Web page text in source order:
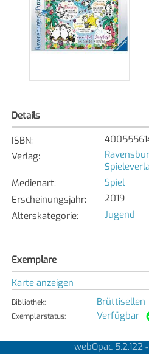
Details
ISBN:
Verlag:
Medienart:
Spiel
Erscheinungsjahr:
2019
Alterskategorie: Jugend
Exemplare
Karte anzeigen
Bibliothek: Brüttisellen
Exemplarstatus: Verfügbar
webOpac 5.2.122 -